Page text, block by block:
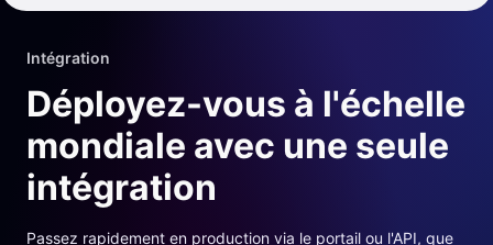
Intégration
Déployez-vous à l'échelle
mondiale avec une seule
intégration
Passez rapidement en production via le portail ou l'API, que